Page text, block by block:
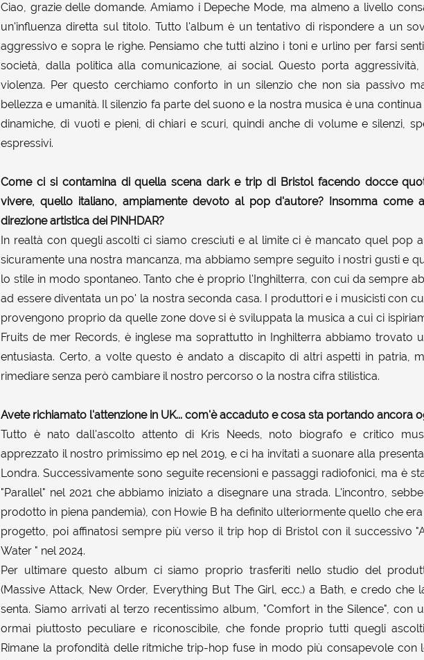
Ciao, grazie delle domande. Amiamo i Depeche Mode, ma almeno a livello
un'influenza diretta sul titolo. Tutto l'album è un tentativo di rispondere a un
aggressivo e sopra le righe. Pensiamo che tutti alzino i toni e urlino per farsi
società, dalla politica alla comunicazione, ai social. Questo porta
violenza. Per questo cerchiamo conforto in un silenzio che non sia passivo
bellezza e umanità. Il silenzio fa parte del suono e la nostra musica è una
dinamiche, di vuoti e pieni, di chiari e scuri, quindi anche di volume e silenzi,
espressivi.
Come ci si contamina di quella scena dark e trip di Bristol facendo docce
vivere, quello italiano, ampiamente devoto al pop d'autore? Insomma come
direzione artistica dei PINHDAR?
In realtà con quegli ascolti ci siamo cresciuti e al limite ci è mancato quel pop
sicuramente una nostra mancanza, ma abbiamo sempre seguito i nostri gusti e
lo stile in modo spontaneo. Tanto che è proprio l'Inghilterra, con cui da sempre
ad essere diventata un po' la nostra seconda casa. I produttori e i musicisti con
provengono proprio da quelle zone dove si è sviluppata la musica a cui ci
Fruits de mer Records, è inglese ma soprattutto in Inghilterra abbiamo trovato
entusiasta. Certo, a volte questo è andato a discapito di altri aspetti in patria,
rimediare senza però cambiare il nostro percorso o la nostra cifra stilistica.
Avete richiamato l'attenzione in UK... com'è accaduto e cosa sta portando ancora
Tutto è nato dall'ascolto attento di Kris Needs, noto biografo e critico
apprezzato il nostro primissimo ep nel 2019, e ci ha invitati a suonare alla
Londra. Successivamente sono seguite recensioni e passaggi radiofonici, ma è
"Parallel" nel 2021 che abbiamo iniziato a disegnare una strada. L'incontro,
prodotto in piena pandemia), con Howie B ha definito ulteriormente quello che
progetto, poi affinatosi sempre più verso il trip hop di Bristol con il successivo
Water " nel 2024.
Per ultimare questo album ci siamo proprio trasferiti nello studio del
(Massive Attack, New Order, Everything But The Girl, ecc.) a Bath, e credo che
senta. Siamo arrivati al terzo recentissimo album, "Comfort in the Silence", con
ormai piuttosto peculiare e riconoscibile, che fonde proprio tutti quegli
Rimane la profondità delle ritmiche trip-hop fuse in modo più consapevole con